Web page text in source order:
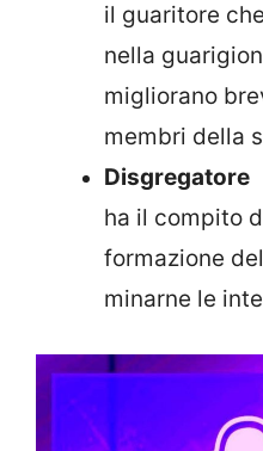
il guaritore
nella
migliorano
membri della
Disgregatore
ha il compito
formazione
minarne le